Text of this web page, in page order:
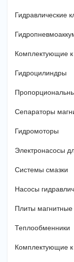
Гидравлические
Комплектующие к
Гидроцилиндры
Сепараторы
Гидромоторы
Электронасосы
Системы смазки
Насосы
Плиты магнитные
Теплообменники
Комплектующие